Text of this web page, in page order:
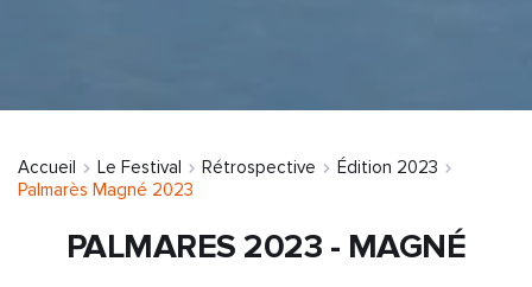
Accueil Le Festival Rétrospective
Édition 2023
Palmarès Magné 2023
PALMARES 2023 - MAGNÉ